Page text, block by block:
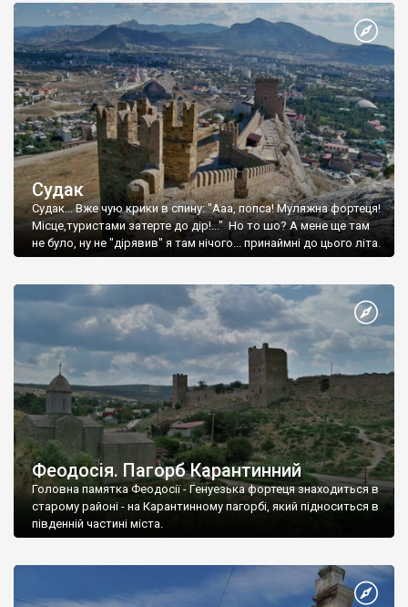
Судак
Судак... Вже чую крики в спину: "Ааа, попса! Муляжна фортеця!
Місце,туристами затерте до дір!..." Но то шо? А мене ще там
не було, ну не "дірявив" я там нічого... принаймні до цього літа.
Феодосія. Пагорб Карантинний
Головна памятка Феодосії - Генуезька фортеця знаходиться в
старому районі - на Карантинному пагорбі, який підноситься в
південній частині міста.